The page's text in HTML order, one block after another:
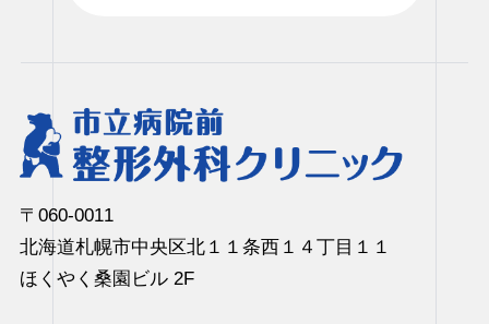
〒060-0011
北海道札幌市中央区北１１条⻄１４丁⽬１­１
ほくやく桑園ビル 2F